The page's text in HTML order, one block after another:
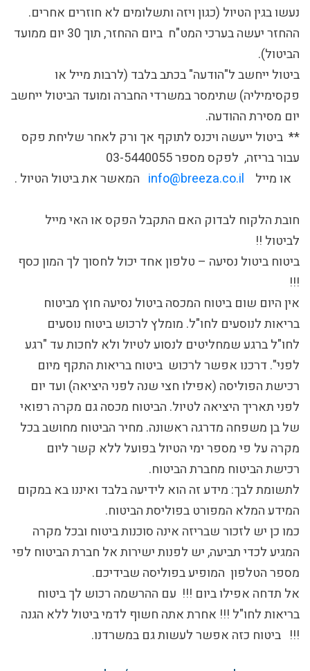
נעשו בגין הטיול (כגון ויזה ותשלומים לא חוזרים אחרים.
ההחזר יעשה בערכי המט"ח ביום ההחזר, תוך 30 יום ממועד
הביטול).
ביטול ייחשב ל"הודעה" בכתב בלבד (לרבות מייל או
פקסימיליה) שתימסר במשרדי החברה ומועד הביטול ייחשב
יום מסירת ההודעה.
** ביטול ייעשה ויכנס לתוקף אך ורק לאחר שליחת פקס
עבור בריזה, לפקס מספר 03-5440055
או מייל info@breeza.co.il המאשר את ביטול הטיול .
חובת הלקוח לבדוק האם התקבל הפקס או האי מייל
לביטול !!
ביטוח ביטול נסיעה – טלפון אחד יכול לחסוך לך המון כסף
!!!
אין היום שום ביטוח המכסה ביטול נסיעה חוץ מביטוח
בריאות לנוסעים לחו"ל. מומלץ לרכוש ביטוח נוסעים
לחו"ל ברגע שמחליטים לנסוע לטיול ולא לחכות עד "רגע
לפני". דרכנו אפשר לרכוש ביטוח בריאות התקף מיום
רכישת הפוליסה (אפילו חצי שנה לפני היציאה) ועד יום
לפני תאריך היציאה לטיול. הביטוח מכסה גם מקרה רפואי
של בן משפחה מדרגה ראשונה. מחיר הביטוח מחושב בכל
מקרה על פי מספר ימי הטיול בפועל ללא קשר ליום
רכישת הביטוח מחברת הביטוח.
לתשומת לבך: מידע זה הוא לידיעה בלבד ואיננו בא במקום
המידע המלא המפורט בפוליסת הביטוח.
כמו כן יש לזכור שבריזה אינה סוכנות ביטוח ובכל מקרה
המגיע לכדי תביעה, יש לפנות ישירות אל חברת הביטוח לפי
מספר הטלפון המופיע בפוליסה שבידיכם.
אל תדחה אפילו ביום !!! עם ההרשמה רכוש לך ביטוח
בריאות לחו"ל !!! אחרת אתה חשוף לדמי ביטול ללא הגנה
!!! ביטוח כזה אפשר לעשות גם במשרדנו.